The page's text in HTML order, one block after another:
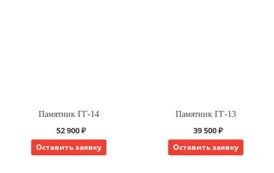
Памятник ГГ-14
52 900 ₽
Оставить заявку
Памятник ГГ-13
39 500 ₽
Оставить заявку